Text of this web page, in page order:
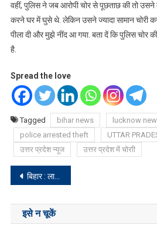
वहीं, पुलिस ने जब आरोपी चोर से पूछताछ की तो उसने
करने घर में घुसे थे. लेकिन उसने ज्यादा सामान चोरी
पीला दी और मुझे नींद आ गया. बता दें कि पुलिस चोर
है.
Spread the love
Tagged bihar news lucknow
police arrested theft
UTTAR
उत्तर प्रदेश न्यूज
उत्तर प्रदेश में चोराी
Post
navigation
बिहार : लालू यादव के करीबी विधायक के ठिकानों पर CBI की रेड
इसे न चूकें